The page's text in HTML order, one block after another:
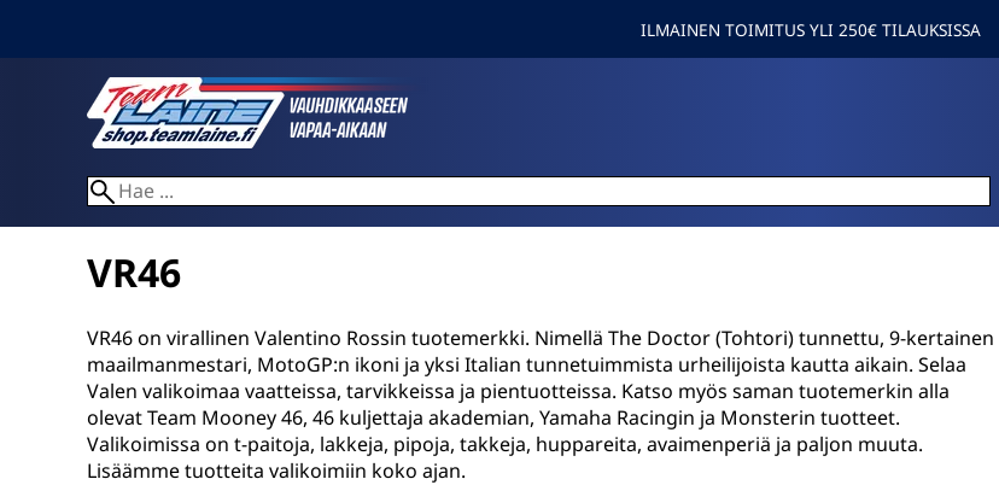
ILMAINEN TOIMITUS YLI 250€ TILAUKSISSA
VR46
VR46 on virallinen Valentino Rossin tuotemerkki. Nimellä The Doctor (Tohtori) tunnettu, 9-kertainen
maailmanmestari, MotoGP:n ikoni ja yksi Italian tunnetuimmista urheilijoista kautta aikain. Selaa
Valen valikoimaa vaatteissa, tarvikkeissa ja pientuotteissa. Katso myös saman tuotemerkin alla
olevat Team Mooney 46, 46 kuljettaja akademian, Yamaha Racingin ja Monsterin tuotteet.
Valikoimissa on t-paitoja, lakkeja, pipoja, takkeja, huppareita, avaimenperiä ja paljon muuta.
Lisäämme tuotteita valikoimiin koko ajan.